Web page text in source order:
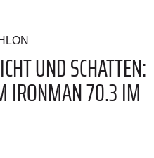
UND SCHATTEN:
IRONMAN 70.3 IM